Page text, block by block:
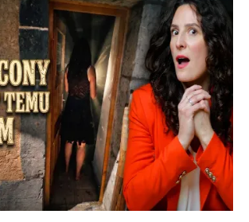
dawnych osadników w Palestynie
17% tych osadników niemieckich w
partii nazistowskiej i podczas II